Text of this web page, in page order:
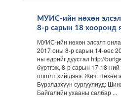
МУИС-ийн нөхөн
8-р сарын 18 хооронд
МУИС-ийн нөхөн элсэлт
2017 оны 8-р сарын 14-өөс
ны өдрийг дуустал http://
бүртгэж, 8-р сарын 17-18-ний
олголт хийгдэнэ. Жич: Нөхөн
Бүрэлдэхүүн сургуулиуд:
Байгалийн ухааны салбар ...